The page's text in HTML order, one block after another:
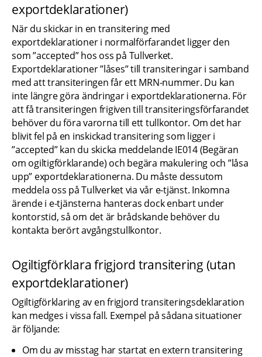
exportdeklarationer)
När du skickar in en transitering med
exportdeklarationer i normalförfarandet ligger den
som ”accepted” hos oss på Tullverket.
Exportdeklarationer ”låses” till transiteringar i samband
med att transiteringen får ett MRN-nummer. Du kan
inte längre göra ändringar i exportdeklarationerna. För
att få transiteringen frigiven till transiteringsförfarandet
behöver du föra varorna till ett tullkontor. Om det har
blivit fel på en inskickad transitering som ligger i
”accepted” kan du skicka meddelande IE014 (Begäran
om ogiltigförklarande) och begära makulering och ”låsa
upp” exportdeklarationerna. Du måste dessutom
meddela oss på Tullverket via vår e-tjänst. Inkomna
ärende i e-tjänsterna hanteras dock enbart under
kontorstid, så om det är brådskande behöver du
kontakta berört avgångstullkontor.
Ogiltigförklara frigjord transitering (utan
exportdeklarationer)
Ogiltigförklaring av en frigjord transiteringsdeklaration
kan medges i vissa fall. Exempel på sådana situationer
är följande:
Om du av misstag har startat en extern transitering